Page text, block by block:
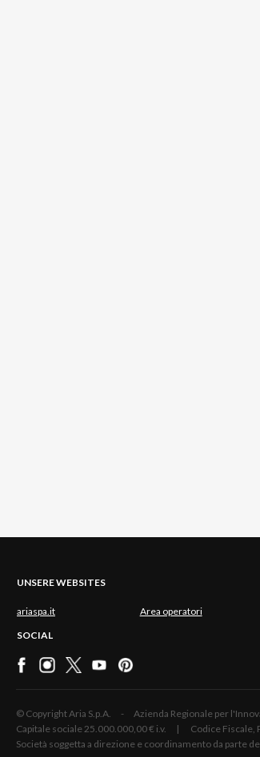
UNSERE WEBSITES
ariaspa.it Area operatori
SOCIAL
© Copyright Aria S.p.A. - Azienda Regionale per
Capitale sociale 25.000.000,00 € i.v. | Codice Fiscale,
Società soggetta a direzione e coordinamento da parte